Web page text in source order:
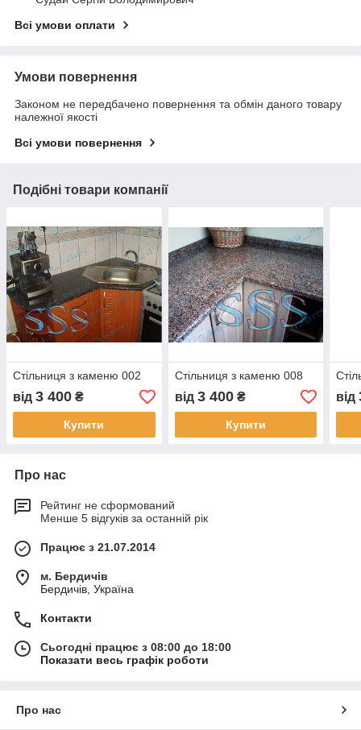
Всі умови оплати
Умови повернення
Законом не передбачено повернення та обмін даного товару
належної якості
Всі умови повернення
Подібні товари компанії
Стільниця з каменю 002
від 3 400 ₴
Купити
Стільниця з каменю 008
від 3 400₴
Купити
від
Про нас
Рейтинг не сформований
Менше 5 відгуків за останній рік
Працює з 21.07.2014
м. Бердичів
Бердичів, Україна
Контакти
Сьогодні працює з 08:00 до 18:00
Показати весь графік роботи
Про нас